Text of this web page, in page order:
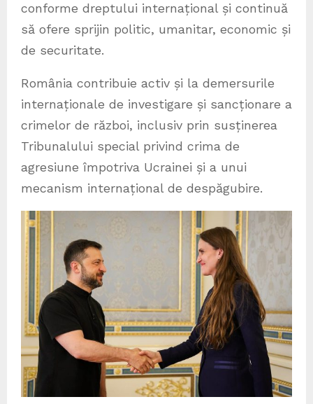
conforme dreptului internațional și continuă
să ofere sprijin politic, umanitar, economic și
de securitate.
România contribuie activ și la demersurile
internaționale de investigare și sancționare a
crimelor de război, inclusiv prin susținerea
Tribunalului special privind crima de
agresiune împotriva Ucrainei și a unui
mecanism internațional de despăgubire.